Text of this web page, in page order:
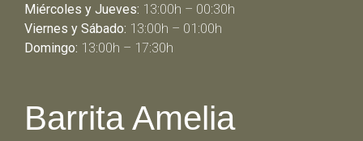
Miércoles y Jueves: 13:00h – 00:30h
Viernes y Sábado: 13:00h – 01:00h
Domingo: 13:00h – 17:30h
Barrita Amelia